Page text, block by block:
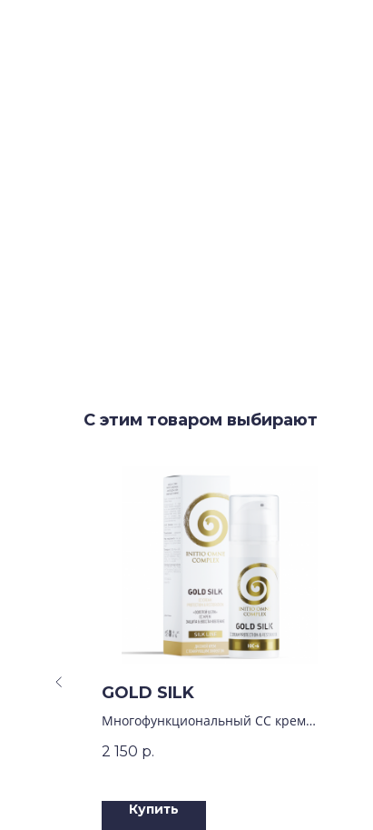
С этим товаром выбирают
GOLD SILK
Многофункциональный СС крем
2 150 р.
Купить